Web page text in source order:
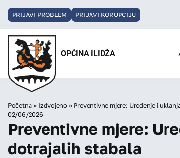
PRIJAVI PROBLEM PRIJAVI KORUPCIJU
OPĆINA ILIDŽA
Početna» Izdvojeno » Preventivne mjere: Uređenje i
02/06/2026
Preventivne mjere:
dotrajalih stabala